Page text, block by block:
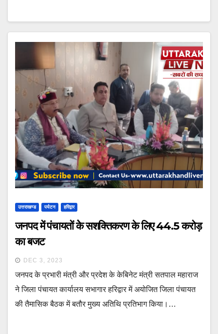
उत्तराखण्ड पर्यटन हरिद्वार
जनपद में पंचायतों केे सशक्तिकरण के लिए 44.5 करोड़
का बजट
DEC 3, 2023
जनपद के प्रभारी मंत्री और प्रदेश के केबिनेट मंत्री सतपाल महाराज
ने जिला पंचायत कार्यालय सभागार हरिद्वार में अयोजित जिला पंचायत
की तैमासिक बैठक में बतौर मुख्य अतिथि प्रतिभाग किया।…